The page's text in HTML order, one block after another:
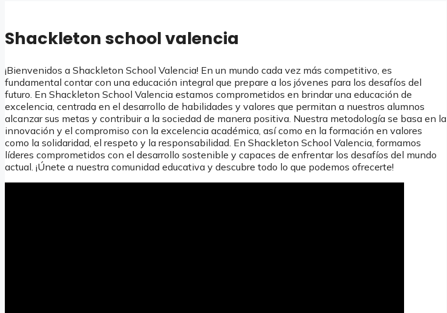
Shackleton school valencia
¡Bienvenidos a Shackleton School Valencia! En un mundo cada vez más competitivo, es
fundamental contar con una educación integral que prepare a los jóvenes para los desafíos del
futuro. En Shackleton School Valencia estamos comprometidos en brindar una educación de
excelencia, centrada en el desarrollo de habilidades y valores que permitan a nuestros alumnos
alcanzar sus metas y contribuir a la sociedad de manera positiva. Nuestra metodología se basa en la
innovación y el compromiso con la excelencia académica, así como en la formación en valores
como la solidaridad, el respeto y la responsabilidad. En Shackleton School Valencia, formamos
líderes comprometidos con el desarrollo sostenible y capaces de enfrentar los desafíos del mundo
actual. ¡Únete a nuestra comunidad educativa y descubre todo lo que podemos ofrecerte!